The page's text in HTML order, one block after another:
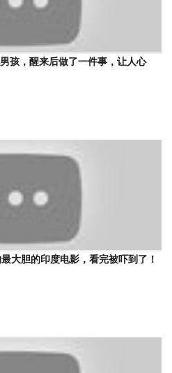
孩，醒来后做了一件事，让人心
大胆的印度电影，看完被吓到了！